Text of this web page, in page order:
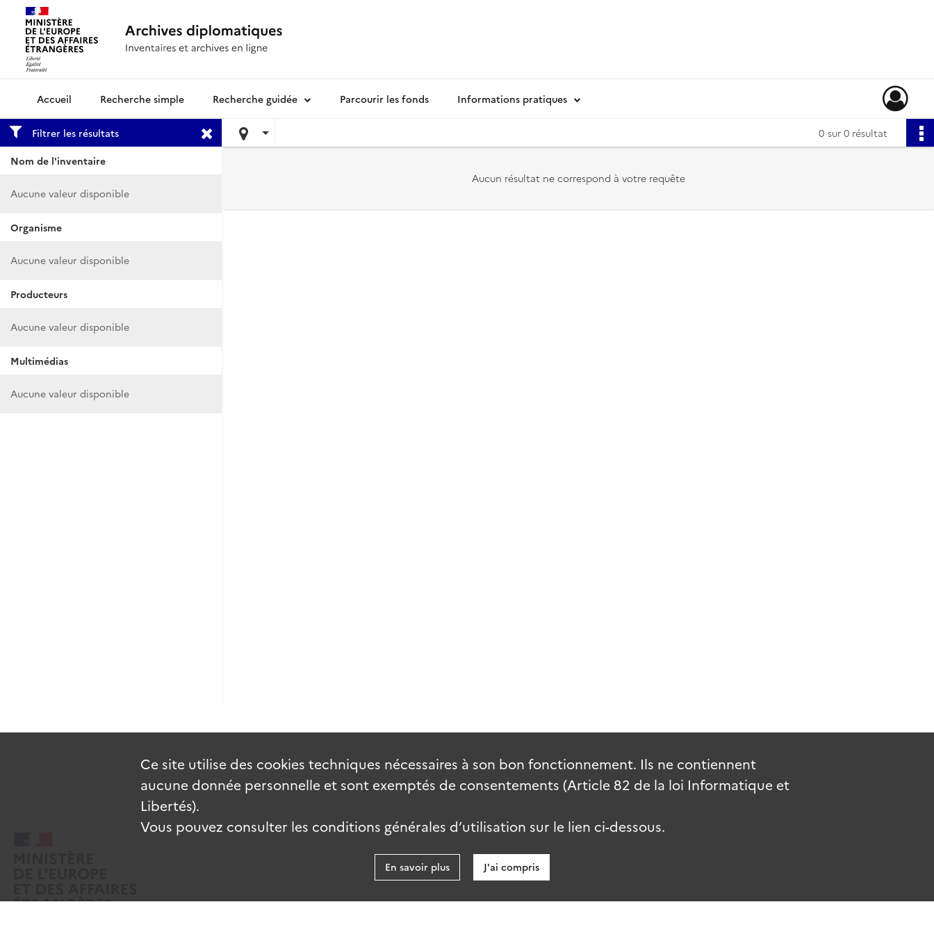
Archives diplomatiquesRecherche simple Recherche guidée Parcourir les fonds Informations pratiques
Filtrer les résultats
Nom de l'inventaire
Aucune valeur disponible
Organisme
Aucune valeur disponible
Producteurs
Aucune valeur disponible
Multimédias
Aucune valeur disponible
0 sur 0 résultat
Aucun résultat ne correspond à votre requête
Ce site utilise des cookies techniques nécessaires à son bon fonctionnement. Ils ne contiennent
aucune donnée personnelle et sont exemptés de consentements (Article 82 de la loi Informatique et
Libertés).
Vous pouvez consulter les conditions générales d’utilisation sur le lien ci-dessous.
En savoir plus J'ai compris